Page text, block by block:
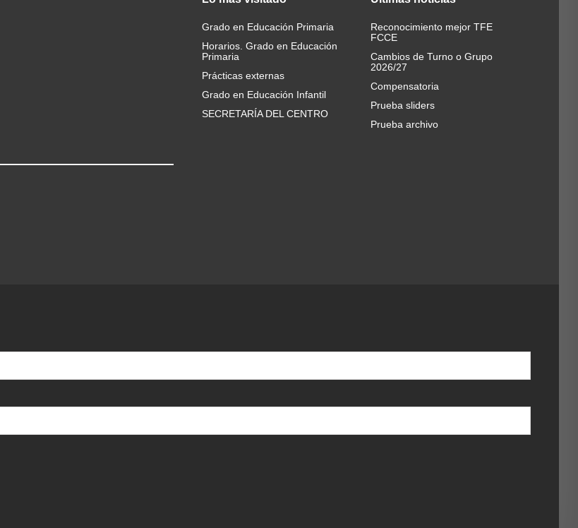
Grado en Educación Primaria
Horarios. Grado en Educación
Primaria
Prácticas externas
Grado en Educación Infantil
SECRETARÍA DEL CENTRO
Reconocimiento mejor TFE
FCCE
Cambios de Turno o Grupo
2026/27
Compensatoria
Prueba sliders
Prueba archivo